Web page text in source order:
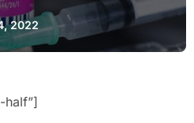
2022
half”]